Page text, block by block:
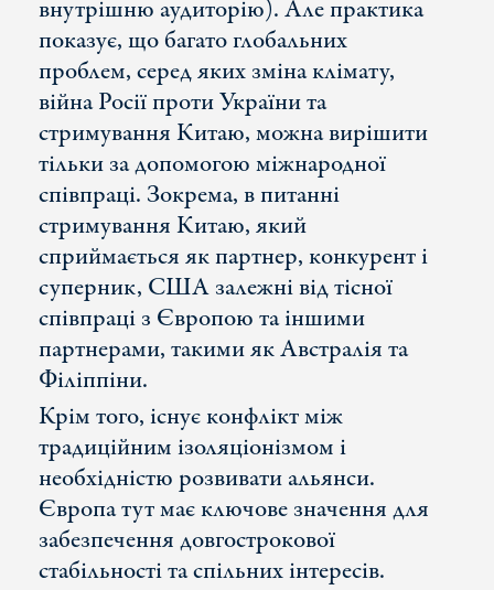
внутрішню аудиторію). Але практика
показує, що багато глобальних
проблем, серед яких зміна клімату,
війна Росії проти України та
стримування Китаю, можна вирішити
тільки за допомогою міжнародної
співпраці. Зокрема, в питанні
стримування Китаю, який
сприймається як партнер, конкурент і
суперник, США залежні від тісної
співпраці з Європою та іншими
партнерами, такими як Австралія та
Філіппіни.
Крім того, існує конфлікт між
традиційним ізоляціонізмом і
необхідністю розвивати альянси.
Європа тут має ключове значення для
забезпечення довгострокової
стабільності та спільних інтересів.